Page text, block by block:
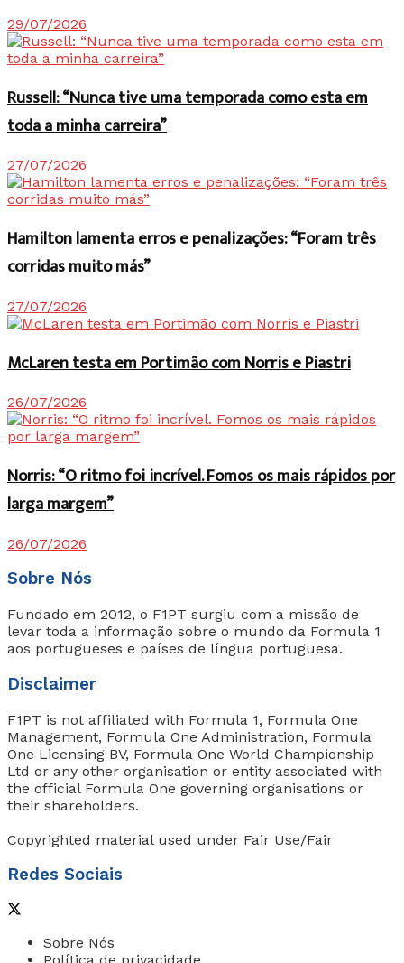
29/07/2026
Russell: “Nunca tive uma temporada como esta em
toda a minha carreira”
27/07/2026
Hamilton lamenta erros e penalizações: “Foram três
corridas muito más”
27/07/2026
McLaren testa em Portimão com Norris e Piastri
26/07/2026
Norris: “O ritmo foi incrível. Fomos os mais rápidos por
larga margem”
26/07/2026
Sobre Nós
Fundado em 2012, o F1PT surgiu com a missão de
levar toda a informação sobre o mundo da Formula 1
aos portugueses e países de língua portuguesa.
Disclaimer
F1PT is not affiliated with Formula 1, Formula One
Management, Formula One Administration, Formula
One Licensing BV, Formula One World Championship
Ltd or any other organisation or entity associated with
the official Formula One governing organisations or
their shareholders.
Copyrighted material used under Fair Use/Fair
Redes Sociais
Sobre Nós